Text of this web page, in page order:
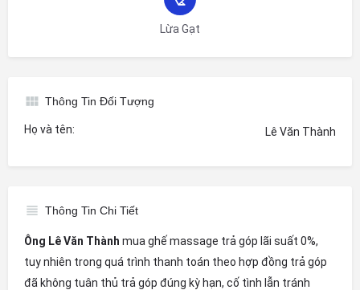
Lừa Gạt
Thông Tin Đối Tượng
Họ và tên: Lê Văn Thành
Thông Tin Chi Tiết
Ông Lê Văn Thành mua ghế massage trả góp lãi suất 0%,
tuy nhiên trong quá trình thanh toán theo hợp đồng trả góp
đã không tuân thủ trả góp đúng kỳ hạn, cố tình lẫn tránh